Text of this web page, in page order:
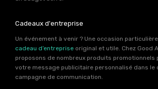
Cadeaux d'entreprise
Un événement à venir ? Une occasion
cadeau d’entreprise original et utile. Chez Good
proposons de nombreux produits
votre message publicitaire personnalisé dans le
campagne de communication.